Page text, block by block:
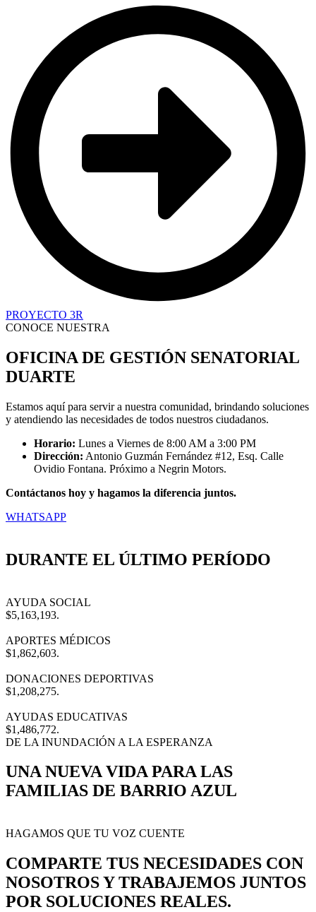
PROYECTO 3R
CONOCE NUESTRA
OFICINA DE GESTIÓN SENATORIAL
DUARTE
Estamos aquí para servir a nuestra comunidad, brindando soluciones
y atendiendo las necesidades de todos nuestros ciudadanos.
Horario: Lunes a Viernes de 8:00 AM a 3:00 PM
Dirección: Antonio Guzmán Fernández #12, Esq. Calle
Ovidio Fontana. Próximo a Negrin Motors.
Contáctanos hoy y hagamos la diferencia juntos.
WHATSAPP
DURANTE EL ÚLTIMO PERÍODO
AYUDA SOCIAL
$5,163,193.
APORTES MÉDICOS
$1,862,603.
DONACIONES DEPORTIVAS
$1,208,275.
AYUDAS EDUCATIVAS
$1,486,772.
DE LA INUNDACIÓN A LA ESPERANZA
UNA NUEVA VIDA PARA LAS
FAMILIAS DE BARRIO AZUL
HAGAMOS QUE TU VOZ CUENTE
COMPARTE TUS NECESIDADES CON
NOSOTROS Y TRABAJEMOS JUNTOS
POR SOLUCIONES REALES.